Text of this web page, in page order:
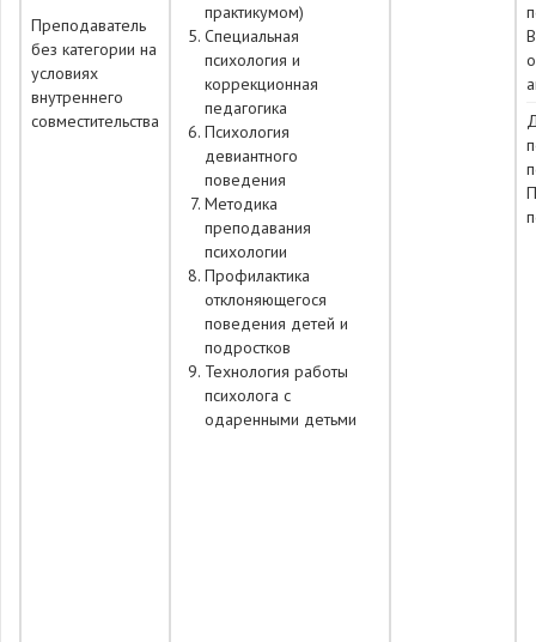
Преподаватель
без категории на
условиях
внутреннего
совместительства
практикумом)
Специальная
психология и
коррекционная
педагогика
Психология
девиантного
поведения
Методика
преподавания
психологии
Профилактика
отклоняющегося
поведения детей и
подростков
Технология работы
психолога с
одаренными детьми